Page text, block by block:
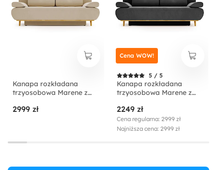
Szerokość:
Maksymalne obciążenie:
300 kg
Kanapa rozkładana
trzyosobowa Marene z
jasnobeżowa
2999 zł
5 / 5
Kanapa rozkładana
trzyosobowa Marene z
hydrofobowa
2249 zł
Cena regularna: 2999 zł
Najniższa cena: 2999 zł
Cena WOW!